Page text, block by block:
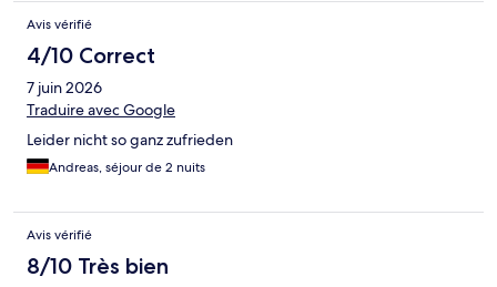
Avis vérifié
4/10 Correct
7 juin 2026
Traduire avec Google
Leider nicht so ganz zufrieden
Andreas, séjour de 2 nuits
Avis vérifié
8/10 Très bien